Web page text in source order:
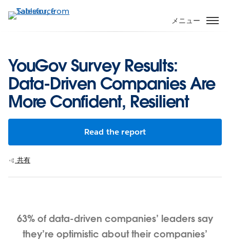
イ
移
メニュー
YouGov Survey Results:
Data-Driven Companies Are
More Confident, Resilient
Read the report
共有
63% of data-driven companies’ leaders say
they’re optimistic about their companies’